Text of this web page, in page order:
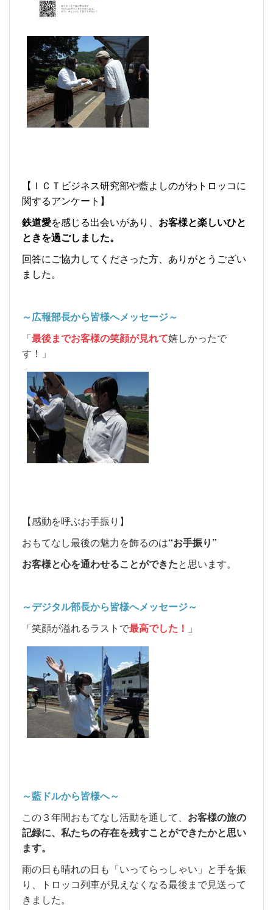
【ＩＣＴビジネス研究部や藍よしのがわトロッコに
関するアンケート】
鉄道愛を感じる出会いがあり、 お客様と楽しいひと
ときを過ごしました。
回答にご協力してくださった方、ありがとうござい
ました。
～広報部長から皆様へメッセージ～
「最後までお客様の笑顔が見れて嬉しかったで
す！」
【感動を呼ぶお手振り】
おもてなし最後の魅力を飾るのは“お手振り”
お客様と心を通わせることができたと思います。
～デジタル部長から皆様へメッセージ～
「笑顔が溢れるラストで最高でした！ 」
～藍ドルから皆様へ～
この３年間おもてなし活動を通して、 お客様の旅の
記録に、私たちの存在を残すことができたかと思い
ます。
雨の日も晴れの日も「いってらっしゃい」と手を振
り、トロッコ列車が見えなくなる最後まで見送って
きました。